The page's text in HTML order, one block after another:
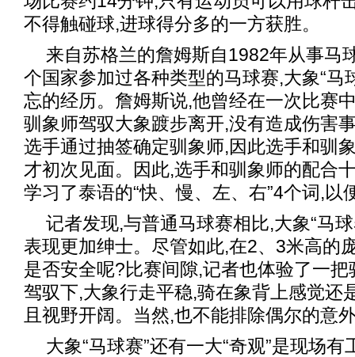
不得触碰球,进球得分多的一方获胜。
来自苏格兰的詹姆斯自1982年从事马
个国家参加过各种类型的马球赛,大象“马
忘的经历。詹姆斯说,他曾经在一次比赛
驯象师驾驭大象踱步离开,没有造成
选手通过抽签确定驯象师,因此选手和驯
才初次见面。因此,选手和驯象师的配合
学习了泰语的“快、慢、左、右”4个词,以
记者发现,与普通马球赛相比,大象“马
表现更加绅士。尽管如此,在2、3米高的
是否安全呢?比赛间隙,记者也体验了一
驾驭下,大象行走平稳,骑在象背上感觉还
且视野开阔。当然,也不能排除偶尔的意
大象“马球赛”还有一大“奇观”是现场